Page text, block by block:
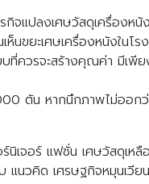
กิจแปลงเศษวัสดุเครื่องห
นขยะเศษเครื่องหนังในโร
ที่ควรจะสร้างคุณค่า มีเพีย
ตัน หากนึกภาพไม่ออก
นิเจอร์ แฟชั่น เศษวัสดุเหลื
แนวคิด เศรษฐกิจหมุนเวีย